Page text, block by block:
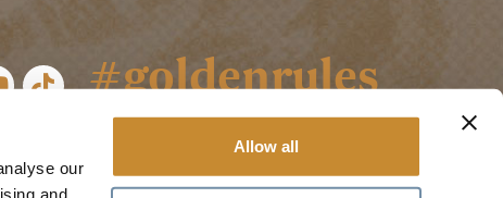
our
and
Allow all
#goldenrules